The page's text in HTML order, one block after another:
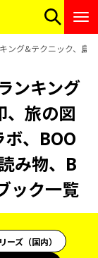
ング&テクニック、島
ンキング
、旅の図
、BOO
み物、B
ック一覧
ーズ（国内）